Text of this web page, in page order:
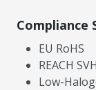
Compliance
EU RoHS
REACH
Low-